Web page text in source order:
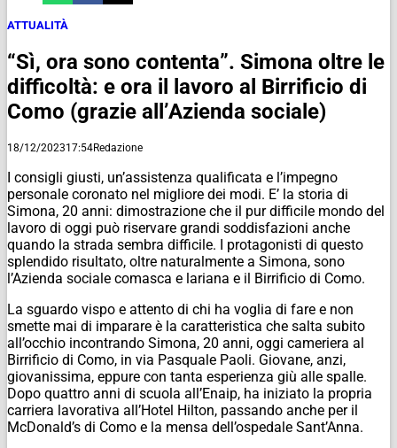
ATTUALITÀ
“Sì, ora sono contenta”. Simona oltre le
difficoltà: e ora il lavoro al Birrificio di
Como (grazie all’Azienda sociale)
18/12/202317:54Redazione
I consigli giusti, un’assistenza qualificata e l’impegno
personale coronato nel migliore dei modi. E’ la storia di
Simona, 20 anni: dimostrazione che il pur difficile mondo del
lavoro di oggi può riservare grandi soddisfazioni anche
quando la strada sembra difficile. I protagonisti di questo
splendido risultato, oltre naturalmente a Simona, sono
l’Azienda sociale comasca e lariana e il Birrificio di Como.
La sguardo vispo e attento di chi ha voglia di fare e non
smette mai di imparare è la caratteristica che salta subito
all’occhio incontrando Simona, 20 anni, oggi cameriera al
Birrificio di Como, in via Pasquale Paoli. Giovane, anzi,
giovanissima, eppure con tanta esperienza giù alle spalle.
Dopo quattro anni di scuola all’Enaip, ha iniziato la propria
carriera lavorativa all’Hotel Hilton, passando anche per il
McDonald’s di Como e la mensa dell’ospedale Sant’Anna.